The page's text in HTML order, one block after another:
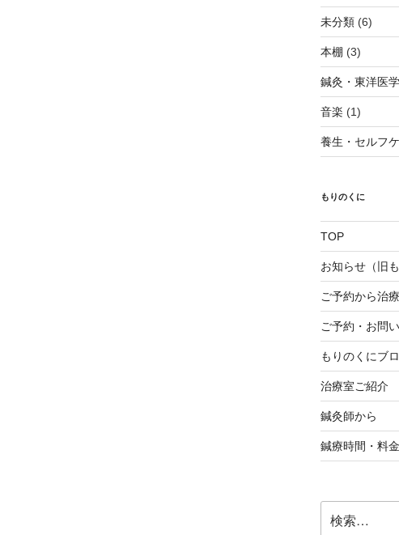
未分類(6)
本棚 (3)
鍼灸・東洋医学
音楽 (1)
養生・セルフ
もりのくに
TOP
お知らせ（旧
ご予約から治
ご予約・お問
もりのくにブ
治療室ご紹介
鍼灸師から
鍼療時間・料
索: